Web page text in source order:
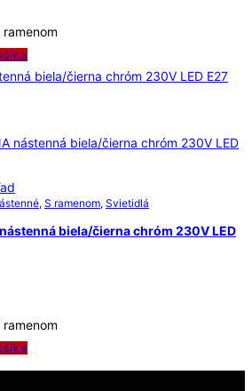
, S ramenom, Svietidlá
biela/čierna chróm 230V LED